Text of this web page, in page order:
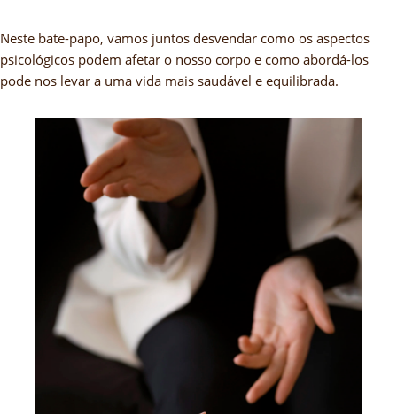
Neste bate-papo, vamos juntos desvendar como os aspectos
psicológicos podem afetar o nosso corpo e como abordá-los
pode nos levar a uma vida mais saudável e equilibrada.